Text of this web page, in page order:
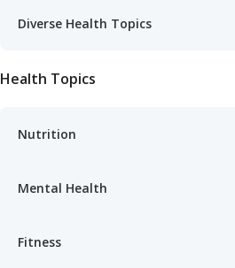
Diverse Health Topics
Health Topics
Nutrition
Mental Health
Fitness